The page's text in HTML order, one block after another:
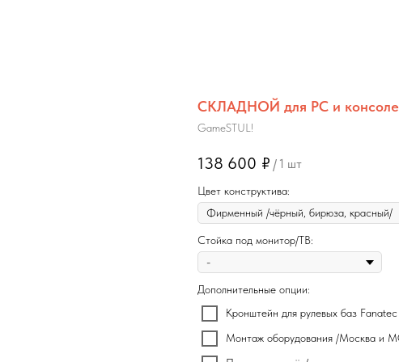
СКЛАДНОЙ для PC и
GameSTUL!
138 600 ₽ / 1 шт
Цвет конструктива:
Стойка под монитор/ТВ:
Дополнительные опции:
Кронштейн для рулевых баз
Монтаж оборудования /Москва и